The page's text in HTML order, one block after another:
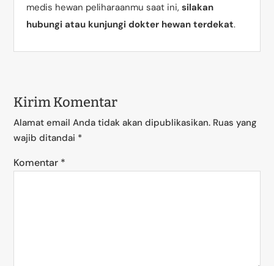
medis hewan peliharaanmu saat ini,silakan
hubungi atau kunjungi dokter hewan terdekat.
Kirim Komentar
Alamat email Anda tidak akan dipublikasikan. Ruas yang
wajib ditandai *
Komentar *